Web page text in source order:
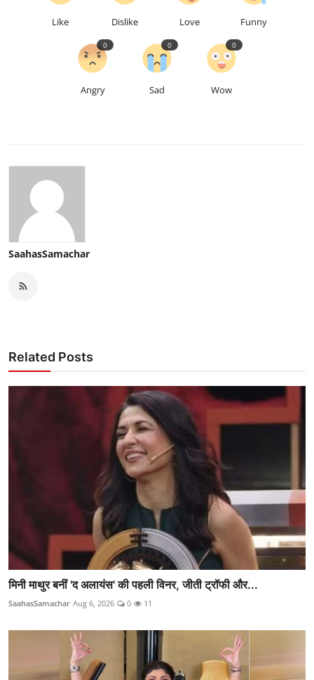
Like Dislike Love Funny
Angry
0
Sad
0
Wow
0
SaahasSamachar
Related Posts
मिनी माथुर बनीं 'द अलायंस' की पहली विनर, जीती ट्रॉफी और...
SaahasSamachar Aug 6, 2026 0 11